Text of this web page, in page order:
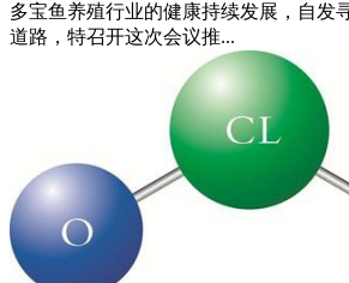
多宝鱼养殖行业的健康持续发展，自发
道路，特召开这次会议推...